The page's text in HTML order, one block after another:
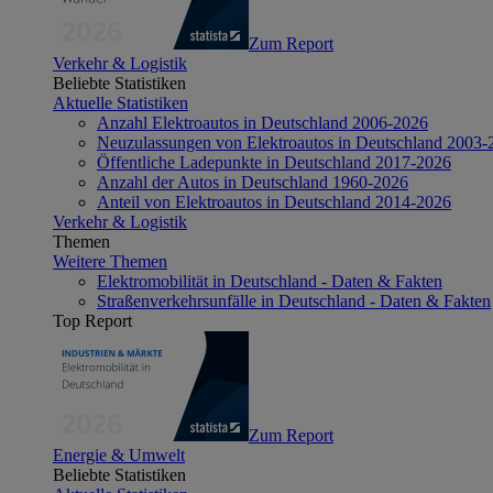
Zum Report
Verkehr & Logistik
Beliebte Statistiken
Aktuelle Statistiken
Anzahl Elektroautos in Deutschland 2006-2026
Neuzulassungen von Elektroautos in Deutschland 2003-
Öffentliche Ladepunkte in Deutschland 2017-2026
Anzahl der Autos in Deutschland 1960-2026
Anteil von Elektroautos in Deutschland 2014-2026
Verkehr & Logistik
Themen
Weitere Themen
Elektromobilität in Deutschland - Daten & Fakten
Straßenverkehrsunfälle in Deutschland - Daten & Fakten
Top Report
Zum Report
Energie & Umwelt
Beliebte Statistiken